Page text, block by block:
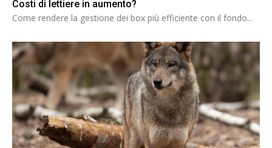
Costi di lettiere in aumento?
Come rendere la gestione dei box più efficiente con il fondo...